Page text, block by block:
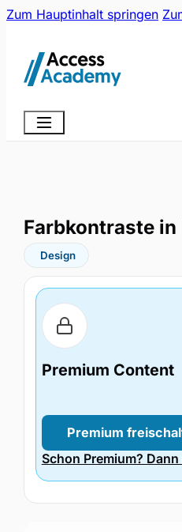
Zum Hauptinhalt springen
Farbkontraste in
Design
Premium Content
Premium
Schon Premium?